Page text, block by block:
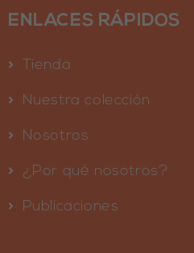
ENLACES RÁPIDOS
Tienda
Nuestra colección
Nosotros
¿Por qué nosotros?
Publicaciones